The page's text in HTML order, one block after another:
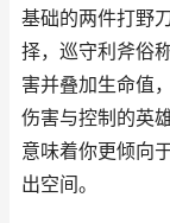
基础的两件打野
择，巡守利斧俗
害并叠加生命值
伤害与控制的英
意味着你更倾向
出空间。